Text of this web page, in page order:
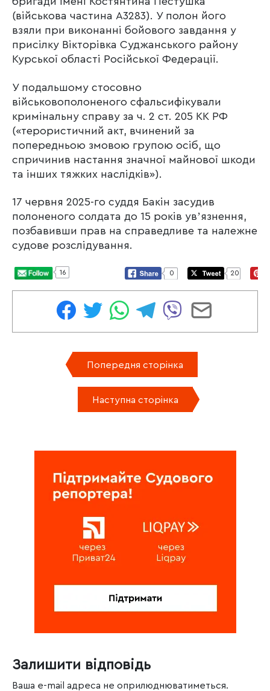
(військова частина А3283). У полон його
взяли при виконанні бойового завдання у
присілку Вікторівка Суджанського району
Курської області Російської Федерації.
У подальшому стосовно
військовополоненого сфальсифікували
кримінальну справу за ч. 2 ст. 205 КК РФ
(«терористичний акт, вчинений за
попередньою змовою групою осіб, що
спричинив настання значної майнової шкоди
та інших тяжких наслідків»).
17 червня 2025-го суддя Бакін засудив
полоненого солдата до 15 років увʼязнення,
позбавивши прав на справедливе та належне
судове розслідування.
16 0 20
Попередня сторінка
Наступна сторінка
Залишити відповідь
Ваша e-mail адреса не оприлюднюватиметься.